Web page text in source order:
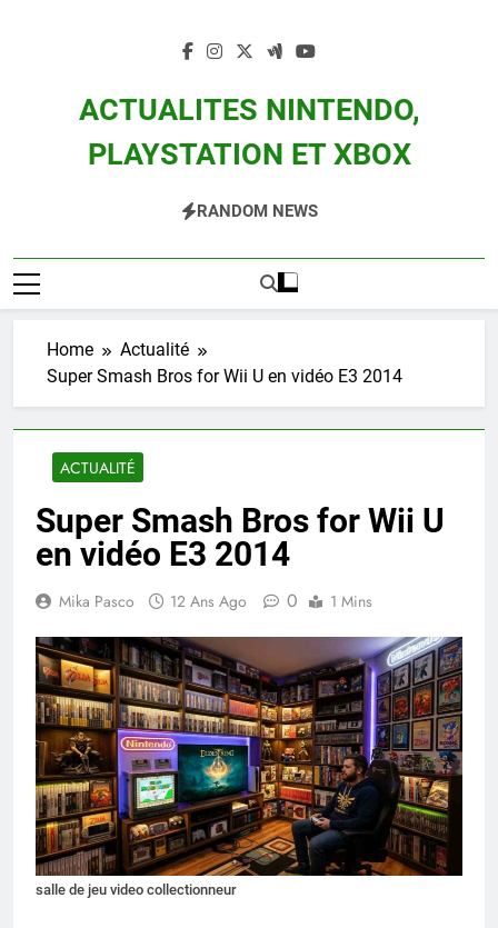
ACTUALITES NINTENDO,
PLAYSTATION ET XBOX
Zelda, Splatoon, Pokemon Entre Autres
RANDOM NEWS
Home
Actualité
Super Smash Bros for Wii U en vidéo E3 2014
ACTUALITÉ
Super Smash Bros for Wii U
en vidéo E3 2014
Mika Pasco 12 Ans Ago 0 1 Mins
salle de jeu video collectionneur